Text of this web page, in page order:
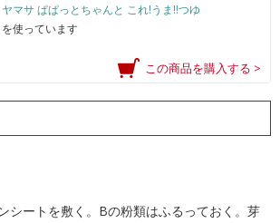
ヤマサ ぱぱっとちゃんと これ!うま!!つゆ
を使っています
この商品を購入する >
シートを敷く。Bの粉類はふるっておく。芽